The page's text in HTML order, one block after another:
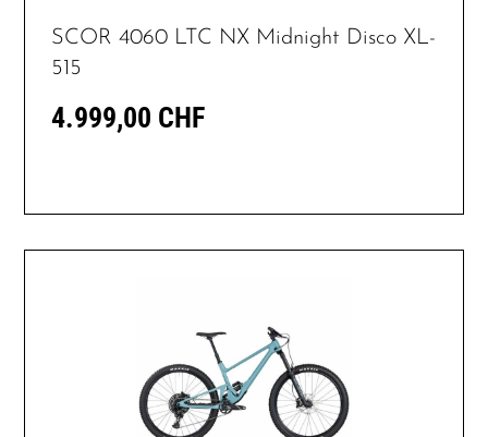
SCOR 4060 LTC NX Midnight Disco XL-
515
4.999,00 CHF